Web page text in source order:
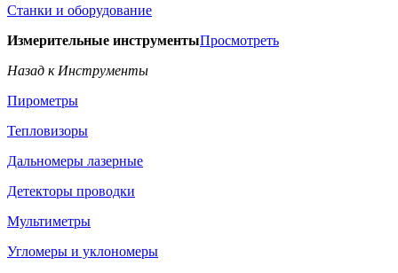
Станки и оборудование
Измерительные инструментыПросмотреть
Назад к Инструменты
Пирометры
Тепловизоры
Дальномеры лазерные
Детекторы проводки
Мультиметры
Угломеры и уклономеры